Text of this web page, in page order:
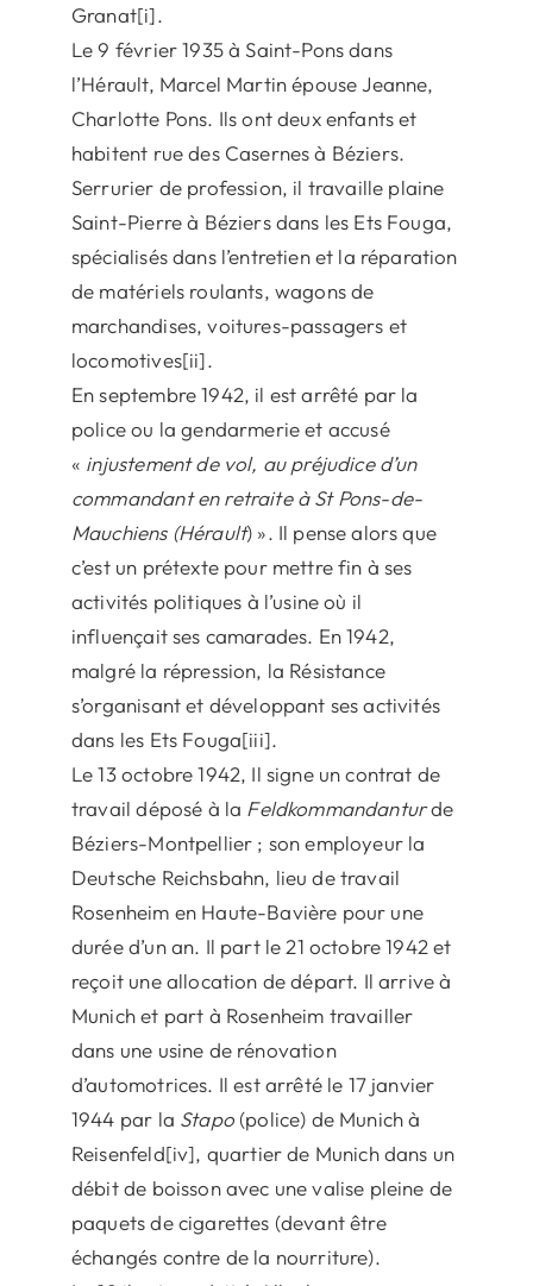
Granat[i].
Le 9 février 1935 à Saint-Pons dans
l’Hérault, Marcel Martin épouse Jeanne,
Charlotte Pons. Ils ont deux enfants et
habitent rue des Casernes à Béziers.
Serrurier de profession, il travaille plaine
Saint-Pierre à Béziers dans les Ets Fouga,
spécialisés dans l’entretien et la réparation
de matériels roulants, wagons de
marchandises, voitures-passagers et
locomotives[ii].
En septembre 1942, il est arrêté par la
police ou la gendarmerie et accusé
« injustement de vol, au préjudice d’un
commandant en retraite à St Pons-de-
Mauchiens (Hérault) ». Il pense alors que
c’est un prétexte pour mettre fin à ses
activités politiques à l’usine où il
influençait ses camarades. En 1942,
malgré la répression, la Résistance
s’organisant et développant ses activités
dans les Ets Fouga[iii].
Le 13 octobre 1942, Il signe un contrat de
travail déposé à la Feldkommandanturde
Béziers-Montpellier ; son employeur la
Deutsche Reichsbahn, lieu de travail
Rosenheim en Haute-Bavière pour une
durée d’un an. Il part le 21 octobre 1942 et
reçoit une allocation de départ. Il arrive à
Munich et part à Rosenheim travailler
dans une usine de rénovation
d’automotrices. Il est arrêté le 17 janvier
1944 par la Stapo(police) de Munich à
Reisenfeld[iv], quartier de Munich dans un
débit de boisson avec une valise pleine de
paquets de cigarettes (devant être
échangés contre de la nourriture).